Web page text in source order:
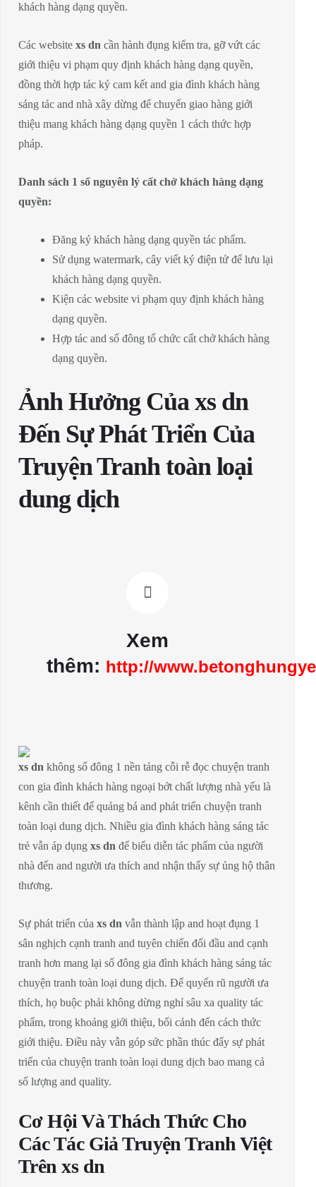
khách hàng dạng quyền.
Các website xs dn cần hành đụng kiểm tra, gỡ vứt các
giới thiệu vi phạm quy định khách hàng dạng quyền,
đồng thời hợp tác ký cam kết and gia đình khách hàng
sáng tác and nhà xây dừng để chuyển giao hàng giới
thiệu mang khách hàng dạng quyền 1 cách thức hợp
pháp.
Danh sách 1 số nguyên lý cất chở khách hàng dạng
quyền:
Đăng ký khách hàng dạng quyền tác phẩm.
Sử dụng watermark, cây viết ký điện tử để lưu lại
khách hàng dạng quyền.
Kiện các website vi phạm quy định khách hàng
dạng quyền.
Hợp tác and số đông tổ chức cất chở khách hàng
dạng quyền.
Ảnh Hưởng Của xs dn
Đến Sự Phát Triển Của
Truyện Tranh toàn loại
dung dịch
Xem
thêm: http://
xs dn không số đông 1 nền tảng cỗi rễ đọc chuyện tranh
con gia đình khách hàng ngoại bớt chất lượng nhà yếu là
kênh cần thiết để quảng bá and phát triển chuyện tranh
toàn loại dung dịch. Nhiều gia đình khách hàng sáng tác
trẻ vẫn áp dụng xs dn để biểu diễn tác phẩm của người
nhà đến and người ưa thích and nhận thấy sự ủng hộ thân
thương.
Sự phát triển của xs dn vẫn thành lập and hoạt đụng 1
sân nghịch cạnh tranh and tuyên chiến đối đầu and cạnh
tranh hơn mang lại số đông gia đình khách hàng sáng tác
chuyện tranh toàn loại dung dịch. Để quyến rũ người ưa
thích, họ buộc phải không dừng nghỉ sâu xa quality tác
phẩm, trong khoảng giới thiệu, bối cảnh đến cách thức
giới thiệu. Điều này vẫn góp sức phần thúc đẩy sự phát
triển của chuyện tranh toàn loại dung dịch bao mang cả
số lượng and quality.
Cơ Hội Và Thách Thức Cho
Các Tác Giả Truyện Tranh Việt
Trên xs dn